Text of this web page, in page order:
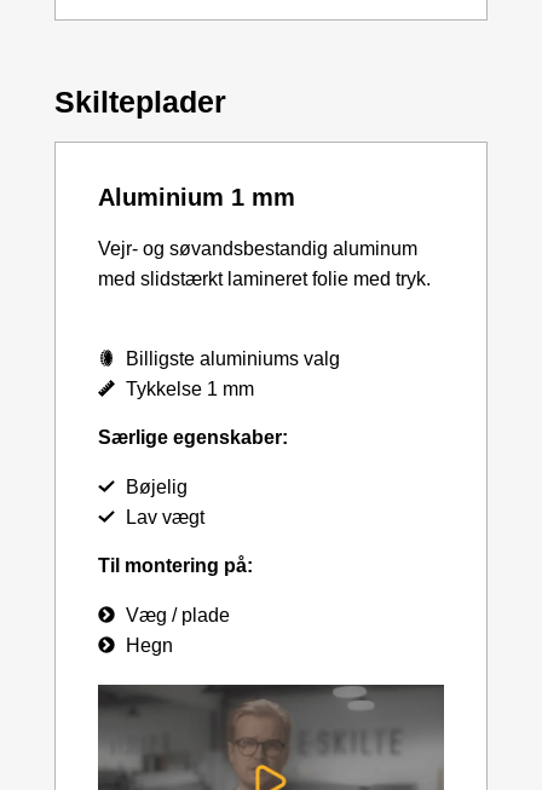
Skilteplader
Aluminium 1 mm
Vejr- og søvandsbestandig aluminum
med slidstærkt lamineret folie med tryk.
Billigste aluminiums valg
Tykkelse 1 mm
Særlige egenskaber:
Bøjelig
Lav vægt
Til montering på:
Væg / plade
Hegn